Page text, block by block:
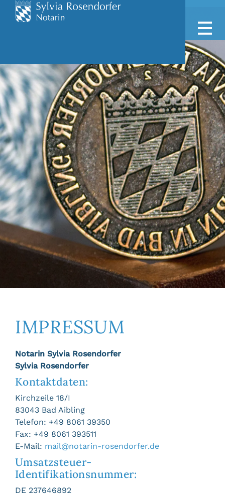
IMPRESSUM
Notarin Sylvia Rosendorfer
Sylvia Rosendorfer
Kontaktdaten:
Kirchzeile 18/I
83043 Bad Aibling
Telefon: +49 8061 39350
Fax: +49 8061 393511
E-Mail: mail@notarin-rosendorfer.de
Umsatzsteuer-
Identifikationsnummer:
DE 237646892